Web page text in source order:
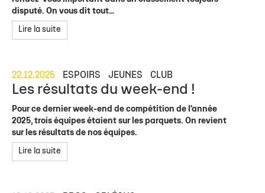
disputé. On vous dit tout…
Lire la suite
22.12.2025 ESPOIRS JEUNES CLUB
Les résultats du week-end !
Pour ce dernier week-end de compétition de l'année
2025, trois équipes étaient sur les parquets. On revient
sur les résultats de nos équipes.
Lire la suite